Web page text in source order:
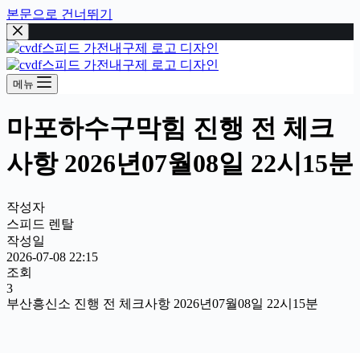
본문으로 건너뛰기
메뉴
마포하수구막힘 진행 전 체크
사항 2026년07월08일 22시15분
작성자
스피드 렌탈
작성일
2026-07-08 22:15
조회
3
부산흥신소 진행 전 체크사항 2026년07월08일 22시15분